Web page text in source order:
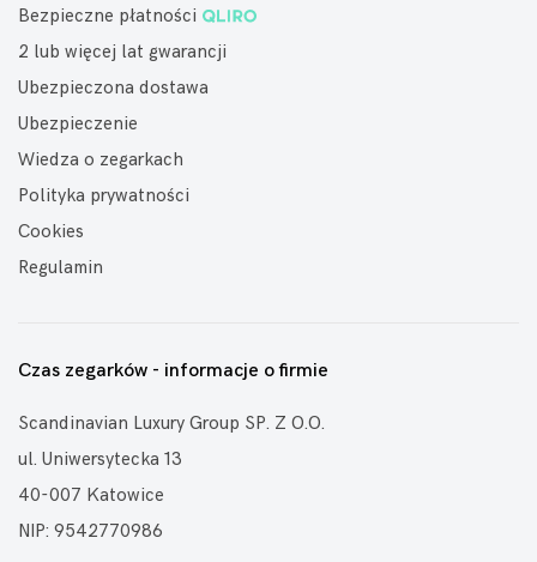
Bezpieczne płatności
2 lub więcej lat gwarancji
Ubezpieczona dostawa
Ubezpieczenie
Wiedza o zegarkach
Polityka prywatności
Cookies
Regulamin
Czas zegarków - informacje o firmie
Scandinavian Luxury Group SP. Z O.O.
ul. Uniwersytecka 13
40-007 Katowice
NIP: 9542770986